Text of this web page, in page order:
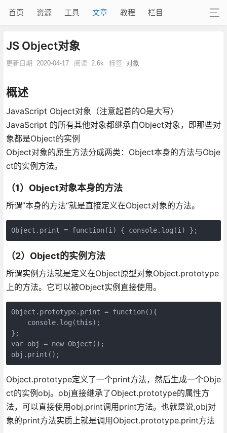
首页 资源 工具 文章 教程 栏目
JS Object对象
更新日期: 2020-04-17 阅读: 2.6k 标签: 对象
概述
JavaScript Object对象（注意起首的O是大写）
JavaScript 的所有其他对象都继承自Object对象，即那些对
象都是Object的实例
Object对象的原生方法分成两类：Object本身的方法与Obje
ct的实例方法。
（1）Object对象本身的方法
所谓”本身的方法“就是直接定义在Object对象的方法。
（2）Object的实例方法
所谓实例方法就是定义在Object原型对象Object.prototype
上的方法。它可以被Object实例直接使用。
Object.prototype.print = function(){
    console.log(this);
};
var obj = new Object();
Object.prototype定义了一个print方法，然后生成一个Obje
ct的实例obj。obj直接继承了Object.prototype的属性方
法，可以直接使用obj.print调用print方法。也就是说,obj对
象的print方法实质上就是调用Object.prototype.print方法